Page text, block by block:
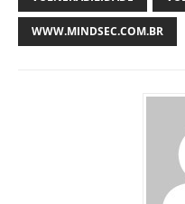
WWW.MINDSEC.COM.BR